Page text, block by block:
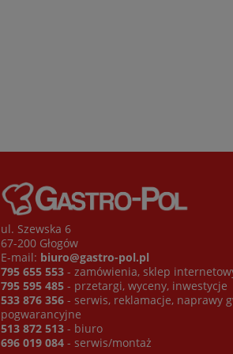
ul. Szewska 6
67-200 Głogów
E-mail: biuro@gastro-pol.pl
795 655 553 - zamówienia, sklep
795 595 485 - przetargi, wyceny, inwestycje
533 876 356 - serwis, reklamacje, naprawy
pogwarancyjne
513 872 513 - biuro
696 019 084 - serwis/montaż